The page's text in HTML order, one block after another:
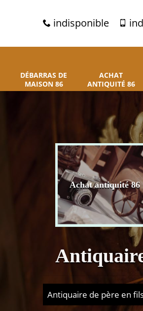
indisponible
DÉBARRAS DE
MAISON 86
ACHAT
ANTIQUITÉ 86
Achat antiquité 86
Antiquaire de père en